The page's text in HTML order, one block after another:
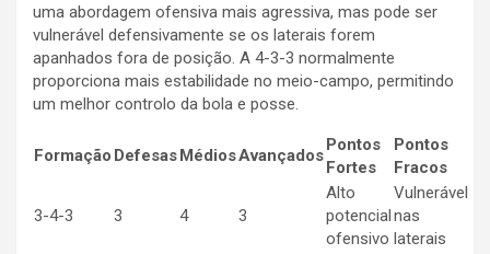
uma abordagem ofensiva mais agressiva, mas pode ser
vulnerável defensivamente se os laterais forem
apanhados fora de posição. A 4-3-3 normalmente
proporciona mais estabilidade no meio-campo, permitindo
um melhor controlo da bola e posse.
Formação DefesasMédiosAvançados
Pontos
Fortes
Pontos
Fracos
3-4-3 3 4 3
Alto
potencial
ofensivo
Vulnerável
nas
laterais